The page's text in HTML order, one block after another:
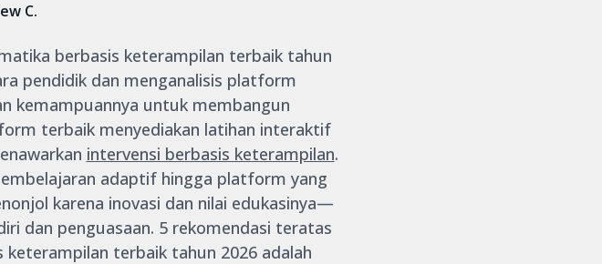
C.
berbasis keterampilan terbaik tahun
pendidik dan menganalisis platform
kemampuannya untuk membangun
terbaik menyediakan latihan interaktif
intervensi berbasis keterampilan.
adaptif hingga platform yang
karena inovasi dan nilai edukasinya—
dan penguasaan. 5 rekomendasi teratas
terbaik tahun 2026 adalah